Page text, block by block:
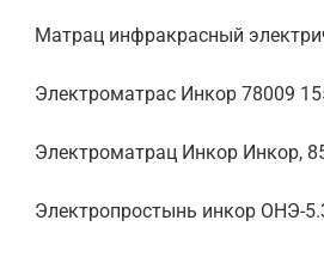
Матрац инфракрасный
Электроматрас Инкор 78009
Электроматрац Инкор Инкор,
Электропростынь инкор ОНЭ-